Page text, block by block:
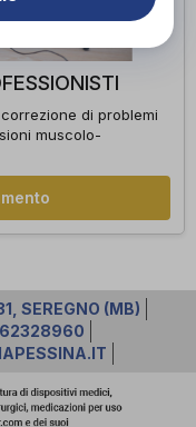
di problemi
muscolo-
SEREGNO (MB)